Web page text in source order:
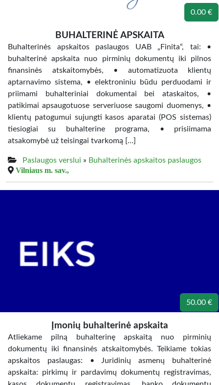
0.00 €
BUHALTERINĖ APSKAITA
Buhalterinės apskaitos paslaugos UAB „Finita“, tai: •
buhalterinė apskaita nuo pirminių dokumentų iki pilnos
finansinės atskaitomybės, • automatizuota klientų
aptarnavimo sistema, • elektroniniu būdu perduodami ir
priimami buhalteriniai dokumentai bei ataskaitos, •
patikimai apsaugotuose serveriuose saugomi duomenys, •
klientų patogumui sujungti kasos aparatai (POS sistemas)
tiesiogiai su buhalterine programa, • prisiimama
atsakomybė už teisingai tvarkomą […]
Paslaugos verslui » Buhalterinės apskaitos paslaugos
Vilniaus m. sav.,
50.00 €
Įmonių buhalterinė apskaita
Atliekame pilną buhalterinę apskaitą nuo pirminių
dokumentų iki finansinės atskaitomybės. Teikiame tokias
apskaitos paslaugas: • Juridinių asmenų buhalterinė
apskaita: pirkimų ir pardavimų dokumentų registravimas,